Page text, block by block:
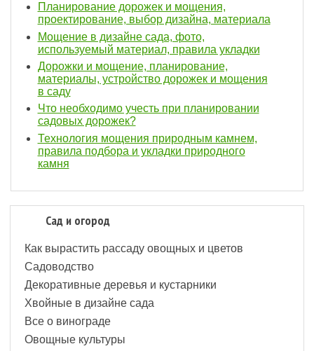
Планирование дорожек и мощения,
проектирование, выбор дизайна, материала
Мощение в дизайне сада, фото,
используемый материал, правила укладки
Дорожки и мощение, планирование,
материалы, устройство дорожек и мощения
в саду
Что необходимо учесть при планировании
садовых дорожек?
Технология мощения природным камнем,
правила подбора и укладки природного
камня
Сад и огород
Как вырастить рассаду овощных и цветов
Садоводство
Декоративные деревья и кустарники
Хвойные в дизайне сада
Все о винограде
Овощные культуры